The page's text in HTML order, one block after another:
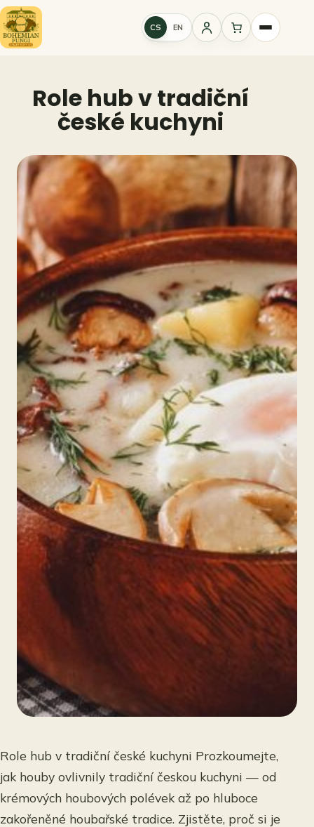
Přeskočit
na
obsah
CS EN
Přihlášení
Role hub v tradiční
české kuchyni
Role hub v tradiční české kuchyni Prozkoumejte,
jak houby ovlivnily tradiční českou kuchyni — od
krémových houbových polévek až po hluboce
zakořeněné houbařské tradice. Zjistěte, proč si je